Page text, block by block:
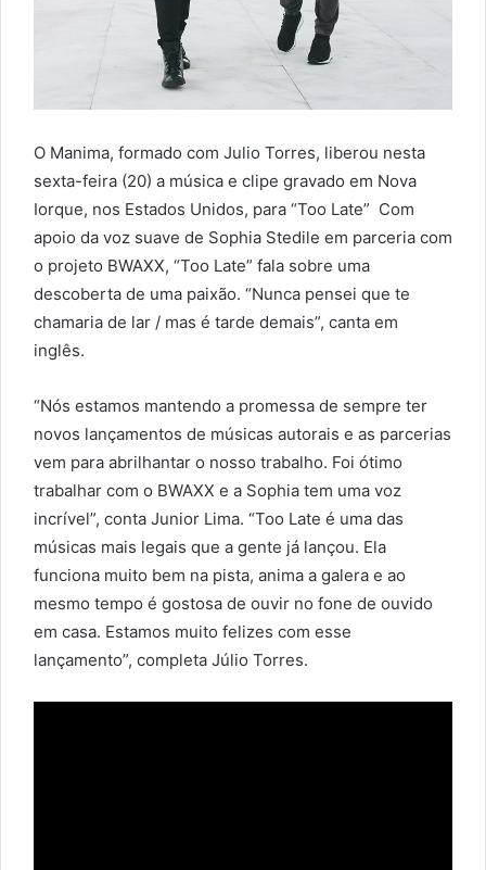
O Manima, formado com Julio Torres, liberou nesta
sexta-feira (20) a música e clipe gravado em Nova
Iorque, nos Estados Unidos, para “Too Late” Com
apoio da voz suave de Sophia Stedile em parceria com
o projeto BWAXX, “Too Late” fala sobre uma
descoberta de uma paixão. “Nunca pensei que te
chamaria de lar / mas é tarde demais”, canta em
inglês.
“Nós estamos mantendo a promessa de sempre ter
novos lançamentos de músicas autorais e as parcerias
vem para abrilhantar o nosso trabalho. Foi ótimo
trabalhar com o BWAXX e a Sophia tem uma voz
incrível”, conta Junior Lima. “Too Late é uma das
músicas mais legais que a gente já lançou. Ela
funciona muito bem na pista, anima a galera e ao
mesmo tempo é gostosa de ouvir no fone de ouvido
em casa. Estamos muito felizes com esse
lançamento”, completa Júlio Torres.